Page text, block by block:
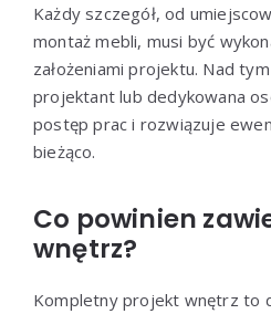
Każdy szczegół, od
montaż mebli, musi być
założeniami projektu. Nad
projektant lub dedykowana
postęp prac i rozwiązuje
bieżąco.
Co powinien
wnętrz?
Kompletny projekt wnętrz to